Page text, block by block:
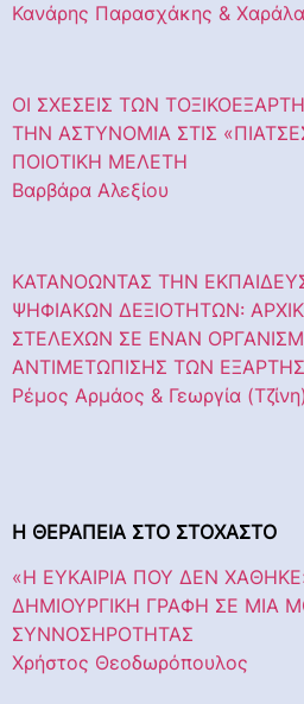
Κανάρης Παρασχάκης &
ΟΙ ΣΧΕΣΕΙΣ ΤΩΝ
ΤΗΝ ΑΣΤΥΝΟΜΙΑ ΣΤΙΣ
ΠΟΙΟΤΙΚΗ ΜΕΛΕΤΗ
Βαρβάρα Αλεξίου
ΚΑΤΑΝΟΩΝΤΑΣ ΤΗΝ
ΨΗΦΙΑΚΩΝ ΔΕΞΙΟΤΗΤΩΝ:
ΣΤΕΛΕΧΩΝ ΣΕ ΕΝΑΝ
ΑΝΤΙΜΕΤΩΠΙΣΗΣ ΤΩΝ
Ρέμος Αρμάος & Γεωργία
Η ΘΕΡΑΠΕΙΑ ΣΤΟ ΣΤΟΧΑΣΤΟ
«Η ΕΥΚΑΙΡΙΑ ΠΟΥ ΔΕΝ
ΔΗΜΙΟΥΡΓΙΚΗ ΓΡΑΦΗ ΣΕ ΜΙΑ
ΣΥΝΝΟΣΗΡΟΤΗΤΑΣ
Χρήστος Θεοδωρόπουλος